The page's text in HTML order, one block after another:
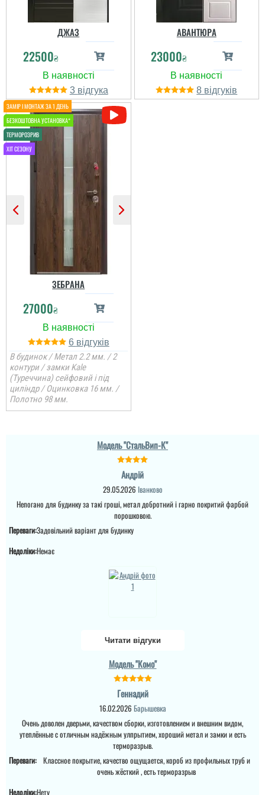
Оксана
Зупили свій вибір на цій
моделі, оскільки шукали
двері з темною
внутрішньою стороною.
Дякуємо мененджеру,
декілька моделей
дверей по прийнятній
ціні. Заміри провели
швидко, пояснили ...
читати всі відгуки
Потрібні були вхідні
Геннадий
искал себе двери по
бюджету и по покрытию
солнце и более менее
Руслан
Замовляв двері страж.
Зробили вчасно та
ДЖАЗ
22500₴
3
АВАНТЮРА
23000₴
8
ЗЕБРАНА
27000₴
6
В будинок / Метал 2.2 мм. / 2
контури / замки Kale
(Туреччина) сейфовий і під
циліндр / Оцинковка 16 мм. /
Полотно 98 мм.
Модель "СтальВип-К"
Андрій
29.05.2026 Іванково
Непогано для будинку за такі гроші, метал добротний і гарно покритий фарбой
порошковою.
Переваги:Задовільний варіант для будинку
Недоліки:Немає
Читати відгуки
Модель "Комо"
Геннадий
16.02.2026 Барышевка
Очень доволен дверьми, качеством сборки, изготовлением и внешним видом,
утеплённые с отличным надёжным улпрытием, хороший метал и замки и есть
терморазрыв.
Переваги: Классное покрытие, качество ощущается, короб из профильных труб и
очень жёсткий , есть терморазрыв
Недоліки:Нету